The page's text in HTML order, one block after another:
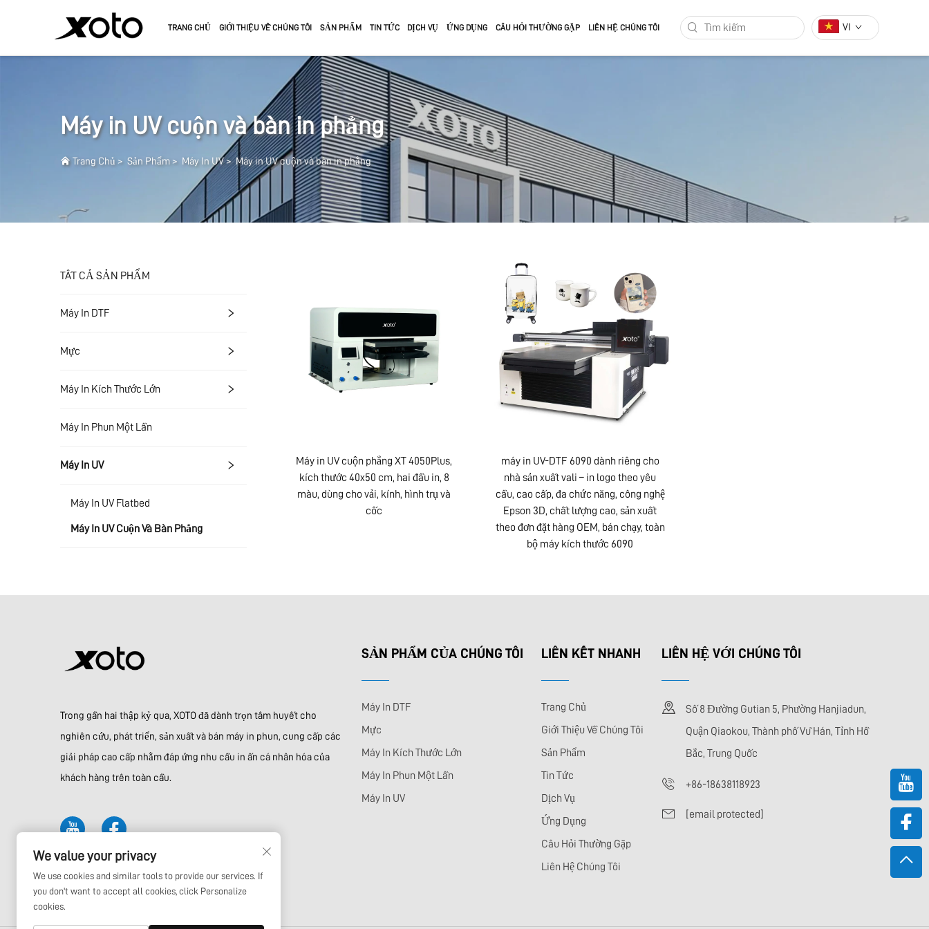
TRANG CHỦ GIỚI THIỆU VỀ CHÚNG TÔI SẢN PHẨM
MỰC
MỰC UV MÁY IN ECO-SOLVENT
MÁY IN UV FLATBED
MÁY IN UV CUỘN VÀ BÀN PHẲNG
TIN TỨC DỊCH VỤ ỨNG DỤNG CÂU HỎI THƯỜNG GẶP LIÊN HỆ CHÚNG TÔI VI
Máy in UV cuộn và bàn in phẳng
Trang Chủ > Sản Phẩm > Máy In UV>Máy in UV cuộn và bàn in phẳng
TẤT CẢ SẢN PHẨM
Máy In DTF
Mực
Máy In Kích Thước Lớn
Máy In Phun Một Lần
Máy In UV
Máy In UV Flatbed
Máy In UV Cuộn Và Bàn Phẳng
Máy in UV cuộn phẳng XT 4050Plus,
kích thước 40x50 cm, hai đầu in, 8
màu, dùng cho vải, kính, hình trụ và
cốc
máy in UV-DTF 6090 dành riêng cho
nhà sản xuất vali – in logo theo yêu
cầu, cao cấp, đa chức năng, công nghệ
Epson 3D, chất lượng cao, sản xuất
theo đơn đặt hàng OEM, bán chạy, toàn
bộ máy kích thước 6090
Trong gần hai thập kỷ qua, XOTO đã dành trọn tâm huyết cho
nghiên cứu, phát triển, sản xuất và bán máy in phun, cung cấp các
giải pháp cao cấp nhằm đáp ứng nhu cầu in ấn cá nhân hóa của
khách hàng trên toàn cầu.
SẢN PHẨM CỦA CHÚNG TÔI
Máy In DTF
Mực
Máy In Kích Thước Lớn
Máy In Phun Một Lần
Máy In UV
LIÊN KẾT NHANH
Trang Chủ
Giới Thiệu Về Chúng Tôi
Sản Phẩm
Tin Tức
Dịch Vụ
Ứng Dụng
Câu Hỏi Thường Gặp
Liên Hệ Chúng Tôi
LIÊN HỆ VỚI CHÚNG TÔI
Số 8 Đường Gutian 5, Phường Hanjiadun,
Quận Qiaokou, Thành phố Vũ Hán, Tỉnh Hồ
Bắc, Trung Quốc
+86-18638118923
[email protected]
We value your privacy
We use cookies and similar tools to provide our services. If
you don't want to accept all cookies, click Personalize
cookies.